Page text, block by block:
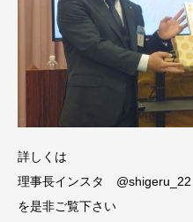
詳しくは
理事長インスタ @shigeru_22
を是非ご覧下さい